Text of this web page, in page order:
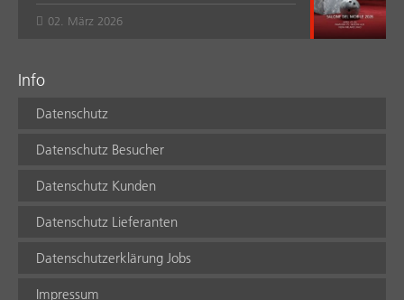
02. März 2026
Info
Datenschutz
Datenschutz Besucher
Datenschutz Kunden
Datenschutz Lieferanten
Datenschutzerklärung Jobs
Impressum